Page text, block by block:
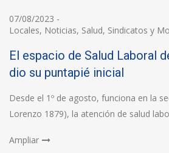
07/08/2023 -
Locales, Noticias, Salud, Sindicatos y
El espacio de Salud Laboral
dio su puntapié inicial
Desde el 1º de agosto, funciona en la
Lorenzo 1879), la atención de salud
Ampliar